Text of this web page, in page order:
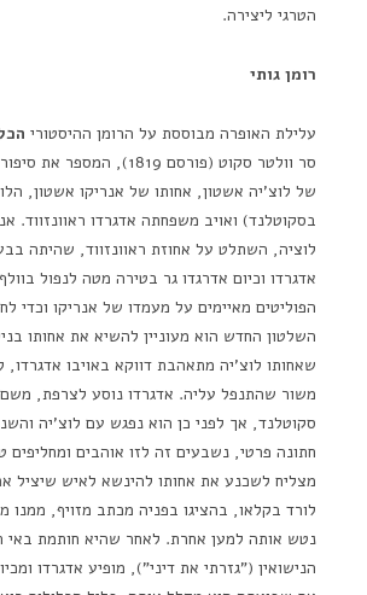
הטרגי ליצירה.
רומן גותי
עלילת האופרה מבוססת על הרומן ההיסטורי
סר וולטר סקוט (פורסם 1819),
של לוצ'יה אשטון, אחותו של אנריקו אשטון,
בסקוטלנד) ואויב משפחתה אדגרדו ראוונזווד.
לוציה, השתלט על אחוזת ראוונזווד, שהיתה
אדגרדו וכיום אדרגדו גר בטירה מטה לנפול
הפוליטים מאיימים על מעמדו של אנריקו וכדי
השלטון החדש הוא מעוניין להשיא את אחותו
שאחותו לוצ'יה מתאהבת דווקא באויבו
משור שהתנפל עליה. אדגרדו נוסע לצרפת, משם
סקוטלנד, אך לפני כן הוא נפגש עם לוצ'יה
חתונה פרטי, נשבעים זה לזו אוהבים ומחליפים
מצליח לשכנע את אחותו להינשא לאיש שיציל
לורד בקלאו, בהציגו בפניה מכתב מזויף,
נטש אותה למען אחרת. לאחר שהיא חותמת באי
הנישואין ("גזרתי את דיני"), מופיע אדגרדו